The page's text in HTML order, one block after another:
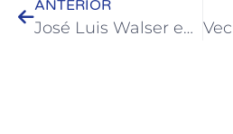
ANTERIOR
José Luis Walser encabezó la reunión del Consejo Asesor de Turismo